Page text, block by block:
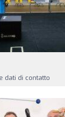
dati di contatto